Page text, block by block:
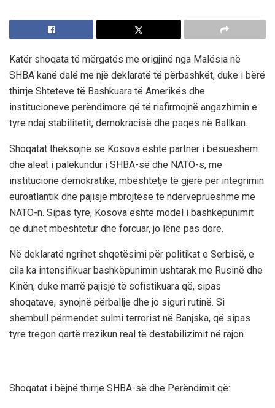
Katër shoqata të mërgatës me origjinë nga Malësia në
SHBA kanë dalë me një deklaratë të përbashkët, duke i bërë
thirrje Shteteve të Bashkuara të Amerikës dhe
institucioneve perëndimore që të riafirmojnë angazhimin e
tyre ndaj stabilitetit, demokracisë dhe paqes në Ballkan.
Shoqatat theksojnë se Kosova është partner i besueshëm
dhe aleat i palëkundur i SHBA-së dhe NATO-s, me
institucione demokratike, mbështetje të gjerë për integrimin
euroatlantik dhe pajisje mbrojtëse të ndërveprueshme me
NATO-n. Sipas tyre, Kosova është model i bashkëpunimit
që duhet mbështetur dhe forcuar, jo lënë pas dore.
Në deklaratë ngrihet shqetësimi për politikat e Serbisë, e
cila ka intensifikuar bashkëpunimin ushtarak me Rusinë dhe
Kinën, duke marrë pajisje të sofistikuara që, sipas
shoqatave, synojnë përballje dhe jo siguri rutinë. Si
shembull përmendet sulmi terrorist në Banjska, që sipas
tyre tregon qartë rrezikun real të destabilizimit në rajon.
Shoqatat i bëjnë thirrje SHBA-së dhe Perëndimit që: